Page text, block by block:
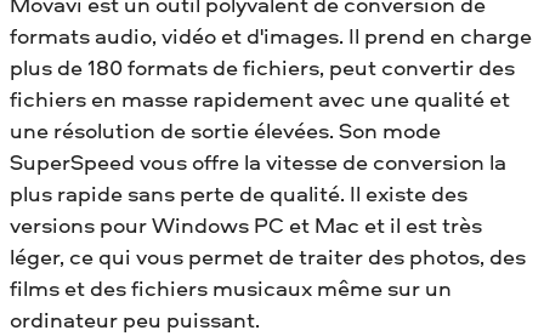
formats audio, vidéo et d'images. Il prend en charge
plus de 180 formats de fichiers, peut convertir des
fichiers en masse rapidement avec une qualité et
une résolution de sortie élevées. Son mode
SuperSpeed vous offre la vitesse de conversion la
plus rapide sans perte de qualité. Il existe des
versions pour Windows PC et Mac et il est très
léger, ce qui vous permet de traiter des photos, des
films et des fichiers musicaux même sur un
ordinateur peu puissant.